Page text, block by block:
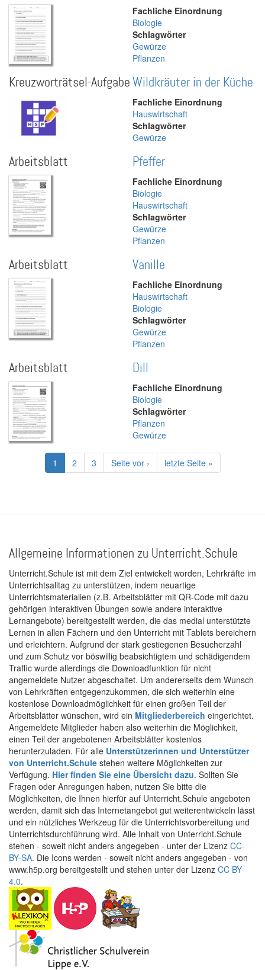
Fachliche Einordnung
Biologie
Schlagwörter
Gewürze
Pflanzen
Kreuzworträtsel-AufgabeWildkräuter in der Küche
Fachliche Einordnung
Hauswirtschaft
Schlagwörter
Gewürze
Arbeitsblatt Pfeffer
Fachliche Einordnung
Biologie
Hauswirtschaft
Schlagwörter
Gewürze
Pflanzen
Arbeitsblatt Vanille
Fachliche Einordnung
Hauswirtschaft
Biologie
Schlagwörter
Gewürze
Pflanzen
Arbeitsblatt Dill
Fachliche Einordnung
Biologie
Schlagwörter
Pflanzen
Gewürze
Seitennummerierung
Aktuelle
Seite
1 Page
2 Page
3
Nächste
Seite
Seite vor ›
Letzte
Seite
letzte Seite »
Allgemeine Informationen zu Unterricht.Schule
Unterricht.Schule ist mit dem Ziel entwickelt worden, Lehrkräfte im
Unterrichtsalltag zu unterstützen, indem neuartige
Unterrichtsmaterialien (z.B. Arbeitsblätter mit QR-Code mit dazu
gehörigen interaktiven Übungen sowie andere interaktive
Lernangebote) bereitgestellt werden, die das medial unterstützte
Lernen in allen Fächern und den Unterricht mit Tablets bereichern
und erleichtern. Aufgrund der stark gestiegenen Besucherzahl
und zum Schutz vor böswillig beabsichtigtem und schädigendem
Traffic wurde allerdings die Downloadfunktion für nicht
angemeldete Nutzer abgeschaltet. Um andererseits dem Wunsch
von Lehrkräften entgegenzukommen, die sich weiterhin eine
kostenlose Downloadmöglichkeit für einen großen Teil der
Arbeitsblätter wünschen, wird ein Mitgliederbereich eingerichtet.
Angemeldete Mitglieder haben also weiterhin die Möglichkeit,
einen Teil der angebotenen Arbeitsblätter kostenlos
herunterzuladen. Für alle Unterstützerinnen und Unterstützer
von Unterricht.Schule stehen weitere Möglichkeiten zur
Verfügung. Hier finden Sie eine Übersicht dazu. Sollten Sie
Fragen oder Anregungen haben, nutzen Sie bitte die
Möglichkeiten, die Ihnen hierfür auf Unterricht.Schule angeboten
werden, damit sich das Internetangebot gut weiterentwickeln lässt
und ein nützliches Werkzeug für die Unterrichtsvorbereitung und
Unterrichtsdurchführung wird. Alle Inhalt von Unterricht.Schule
stehen - soweit nicht anders angegeben - unter der Lizenz CC-
BY-SA. Die Icons werden - soweit nicht anders angegeben - von
www.h5p.org bereitgestellt und stehen unter der Lizenz CC BY
4.0.